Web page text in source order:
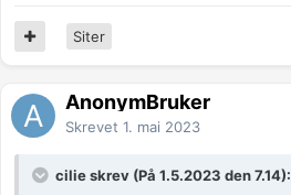
Siter
AnonymBruker
Skrevet 1. mai 2023
cilie skrev (På 1.5.2023 den 7.14):